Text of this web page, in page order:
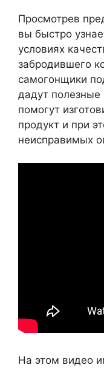
Просмотрев
вы быстро
условиях
забродившего
самогонщики
дадут
помогут
продукт и при
неисправимых
На этом видео